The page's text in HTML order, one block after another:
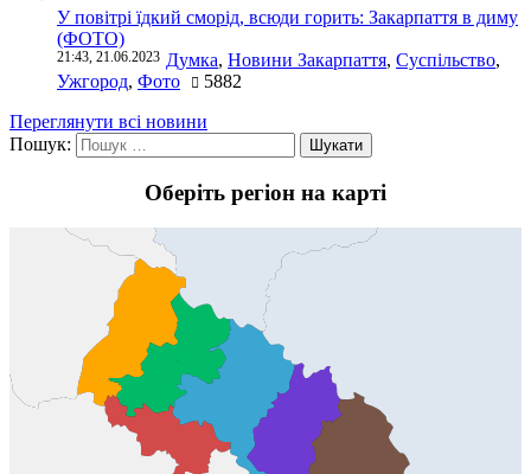
У повітрі їдкий сморід, всюди горить: Закарпаття в диму
(ФОТО)
21:43, 21.06.2023 Думка, Новини Закарпаття, Суспільство,
Ужгород, Фото
5882
Переглянути всі новини
Пошук:
Оберіть регіон на карті